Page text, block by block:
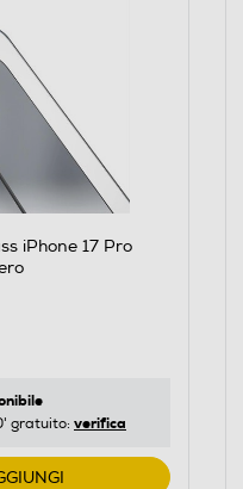
iPhone 17 Pro
gratuito: verifica